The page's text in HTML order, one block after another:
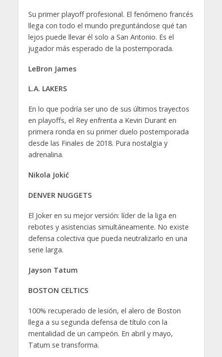
Su primer playoff profesional. El fenómeno francés
llega con todo el mundo preguntándose qué tan
lejos puede llevar él solo a San Antonio. Es el
jugador más esperado de la postemporada.
LeBron James
L.A. LAKERS
En lo que podría ser uno de sus últimos trayectos
en playoffs, el Rey enfrenta a Kevin Durant en
primera ronda en su primer duelo postemporada
desde las Finales de 2018. Pura nostalgia y
adrenalina.
Nikola Jokić
DENVER NUGGETS
El Joker en su mejor versión: líder de la liga en
rebotes y asistencias simultáneamente. No existe
defensa colectiva que pueda neutralizarlo en una
serie larga.
Jayson Tatum
BOSTON CELTICS
100% recuperado de lesión, el alero de Boston
llega a su segunda defensa de título con la
mentalidad de un campeón. En abril y mayo,
Tatum se transforma.